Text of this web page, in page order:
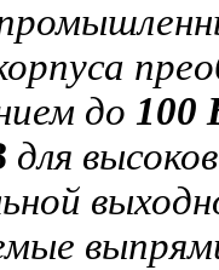
до 100
для